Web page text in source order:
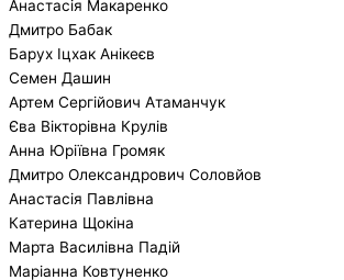
Анастасія Макаренко
Дмитро Бабак
Барух Іцхак Анікеєв
Семен Дашин
Артем Сергійович Атаманчук
Єва Вікторівна Крулів
Анна Юріївна Громяк
Дмитро Олександрович Соловйов
Анастасія Павлівна
Катерина Щокіна
Марта Василівна Падій
Маріанна Ковтуненко